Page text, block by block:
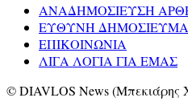
ΑΝΑΔΗΜΟΣΙΕΥΣΗ
ΕΥΘΥΝΗ
ΕΠΙΚΟΙΝΩΝΙΑ
ΛΙΓΑ ΛΟΓΙΑ ΓΙΑ ΕΜΑΣ
© DIAVLOS News (Μπεκιάρης